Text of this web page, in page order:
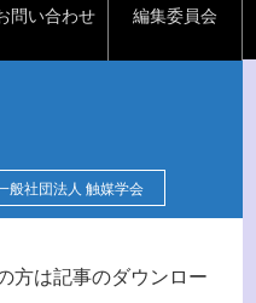
問い合わせ 編集委員会
般社団法人 触媒学会
方は記事のダウンロー